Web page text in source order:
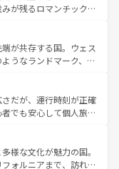
食の国としても知ら
ンス、プロヴァンスの
楽しみ方が可能だ。さ
れており、どの街角に
く異なる文化を体験で
ランス情報はコンテンツ一覧
が残るロマンチック街
飽きることがない。ベ
のアルプスの絶景、そ
た風景は必見。ビール
なお、新着の
照してほしい。
が共存する国。ウェス
うなランドマーク、歴
、優雅なアフタヌーン
英国パブ、サッカー観
も豊富。イギリスを旅
だが、運行時刻が正確
でも安心して個人旅行
ならではのユニークな
なく町歩きも満喫する
め物価も高いが、旅行
様な文化が魅力の国。
ォルニアまで、訪れる